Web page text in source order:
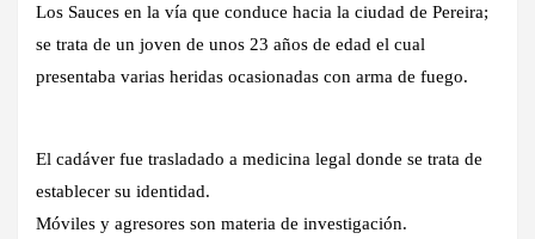
Los Sauces en la vía que conduce hacia la ciudad de Pereira;
se trata de un joven de unos 23 años de edad el cual
presentaba varias heridas ocasionadas con arma de fuego.
El cadáver fue trasladado a medicina legal donde se trata de
establecer su identidad.
Móviles y agresores son materia de investigación.